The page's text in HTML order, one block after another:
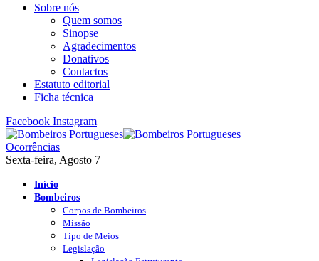
Sobre nós
Quem somos
Sinopse
Agradecimentos
Donativos
Contactos
Estatuto editorial
Ficha técnica
Facebook Instagram
Ocorrências
Sexta-feira, Agosto 7
Início
Bombeiros
Corpos de Bombeiros
Missão
Tipo de Meios
Legislação